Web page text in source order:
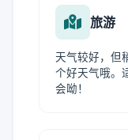
旅游
天气较好，但
个好天气哦。
会呦！